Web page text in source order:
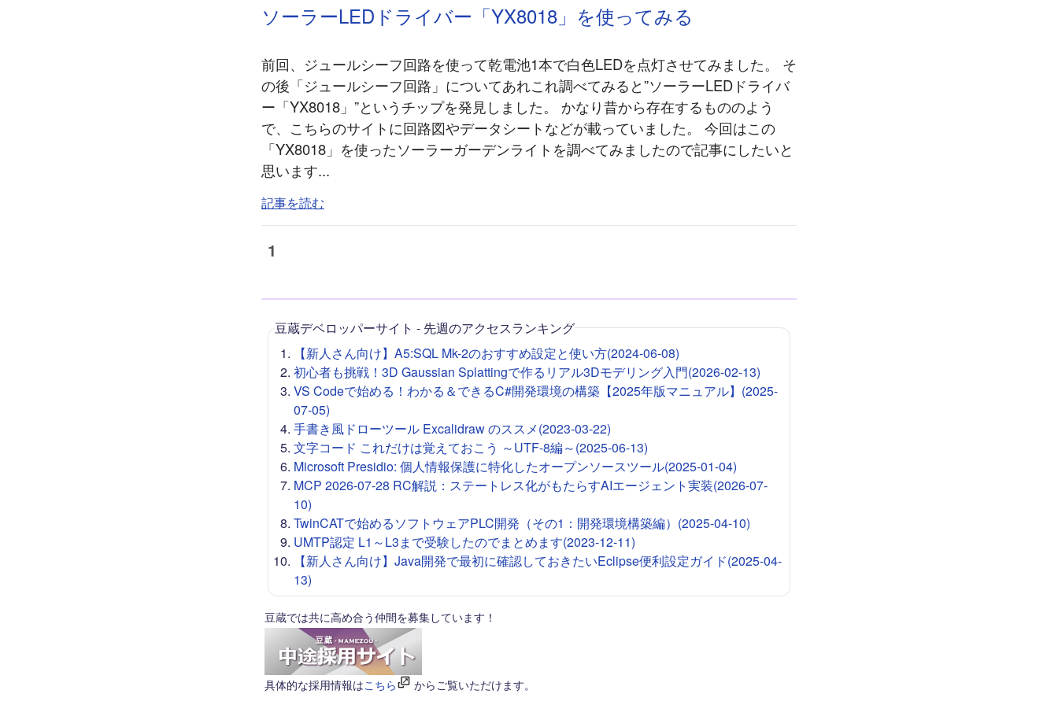
ソーラーLEDドライバー「YX8018」を使ってみる
前回、ジュールシーフ回路を使って乾電池1本で白色LEDを点灯させてみました。 そ
の後「ジュールシーフ回路」についてあれこれ調べてみると”ソーラーLEDドライバ
ー「YX8018」”というチップを発見しました。 かなり昔から存在するもののよう
で、こちらのサイトに回路図やデータシートなどが載っていました。 今回はこの
「YX8018」を使ったソーラーガーデンライトを調べてみましたので記事にしたいと
思います...
記事を読む
1
豆蔵デベロッパーサイト - 先週のアクセスランキング
【新人さん向け】A5:SQL Mk-2のおすすめ設定と使い方(2024-06-08)
初心者も挑戦！3D Gaussian Splattingで作るリアル3Dモデリング入門(2026-02-13)
VS Codeで始める！わかる＆できるC#開発環境の構築【2025年版マニュアル】(2025-
07-05)
手書き風ドローツール Excalidraw のススメ(2023-03-22)
文字コード これだけは覚えておこう ～UTF-8編～(2025-06-13)
Microsoft Presidio: 個人情報保護に特化したオープンソースツール(2025-01-04)
MCP 2026-07-28 RC解説：ステートレス化がもたらすAIエージェント実装(2026-07-
10)
TwinCATで始めるソフトウェアPLC開発（その1：開発環境構築編）(2025-04-10)
UMTP認定 L1～L3まで受験したのでまとめます(2023-12-11)
【新人さん向け】Java開発で最初に確認しておきたいEclipse便利設定ガイド(2025-04-
13)
豆蔵では共に高め合う仲間を募集しています！
具体的な採用情報はこちら からご覧いただけます。